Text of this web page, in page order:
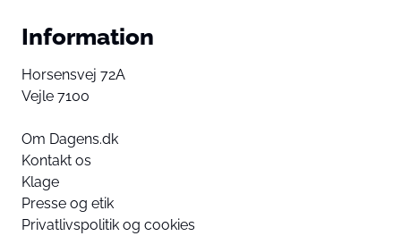
Information
Horsensvej 72A
Vejle 7100
Om Dagens.dk
Kontakt os
Klage
Presse og etik
Privatlivspolitik og cookies